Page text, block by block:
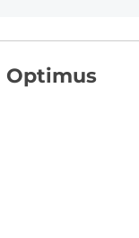
Optimus